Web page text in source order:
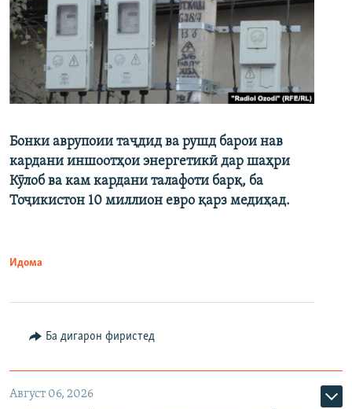
Бонки аврупоии таҷдид ва рушд барои нав
кардани иншоотҳои энергетикӣ дар шаҳри
Кӯлоб ва кам кардани талафоти барқ, ба
Тоҷикистон 10 миллион евро қарз медиҳад.
Идома
Ба дигарон фиристед
Август 06, 2026